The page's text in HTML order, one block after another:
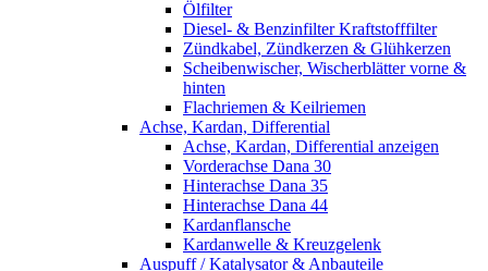
Ölfilter
Diesel- & Benzinfilter Kraftstofffilter
Zündkabel, Zündkerzen & Glühkerzen
Scheibenwischer, Wischerblätter vorne &
hinten
Flachriemen & Keilriemen
Achse, Kardan, Differential
Achse, Kardan, Differential anzeigen
Vorderachse Dana 30
Hinterachse Dana 35
Hinterachse Dana 44
Kardanflansche
Kardanwelle & Kreuzgelenk
Auspuff / Katalysator & Anbauteile